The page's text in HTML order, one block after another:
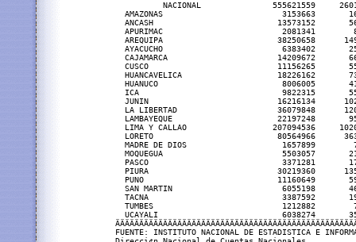
NACIONAL               555621559
AMAZONAS                         3153663
ANCASH                          13573152
APURIMAC                         2081341
AREQUIPA                        38250658
AYACUCHO                         6383402
CAJAMARCA                       14209672
CUSCO                           11156265
HUANCAVELICA                    18226162
HUANUCO                          8006005
ICA                              9822315
JUNIN                           16216134
LA LIBERTAD                     36079848
LAMBAYEQUE                      22197248
LIMA Y CALLAO                  207094536
LORETO                          80564966
MADRE DE DIOS                    1657899
MOQUEGUA                         5503057
PASCO                            3371281
PIURA                           30219360
PUNO                            11160649
SAN MARTIN                       6055198
TACNA                            3387592
TUMBES                           1212882
UCAYALI                          6038274
FUENTE: INSTITUTO NACIONAL DE ESTADISTICA E